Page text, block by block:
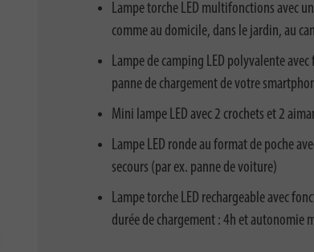
Lampe torche LED multifonctions avec
comme au domicile, dans le jardin, au
Lampe de camping LED polyvalente
panne de chargement de votre
Mini lampe LED avec 2 crochets et 2
Lampe LED ronde au format de poche
secours (par ex. panne de voiture)
Lampe torche LED rechargeable avec
durée de chargement : 4h et autonomie